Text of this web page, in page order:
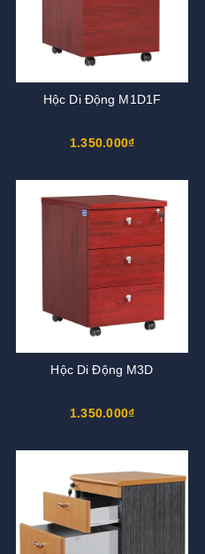
Hộc Di Động M1D1F
1.350.000₫
Hộc Di Động M3D
1.350.000₫